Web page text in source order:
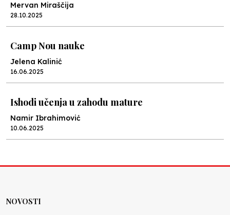
Mervan Miraščija
28.10.2025
Camp Nou nauke
Jelena Kalinić
16.06.2025
Ishodi učenja u zahodu mature
Namir Ibrahimović
10.06.2025
NOVOSTI